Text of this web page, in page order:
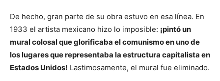
De hecho, gran parte de su obra estuvo en esa línea. En
1933 el artista mexicano hizo lo imposible: ¡pintó un
mural colosal que glorificaba el comunismo en uno de
los lugares que representaba la estructura capitalista en
Estados Unidos! Lastimosamente, el mural fue eliminado.